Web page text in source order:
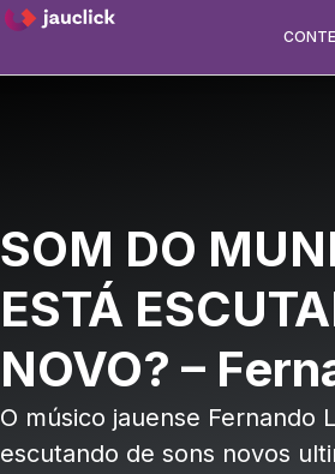
SOM DO
ESTÁ
NOVO? –
O músico jauense Fernando
escutando de sons novos